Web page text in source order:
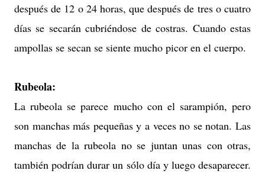
después de 12 o 24 horas, que después de tres o cuatro
días se secarán cubriéndose de costras. Cuando estas
ampollas se secan se siente mucho picor en el cuerpo.
Rubeola:
La rubeola se parece mucho con el sarampión, pero
son manchas más pequeñas y a veces no se notan. Las
manchas de la rubeola no se juntan unas con otras,
también podrían durar un sólo día y luego desaparecer.